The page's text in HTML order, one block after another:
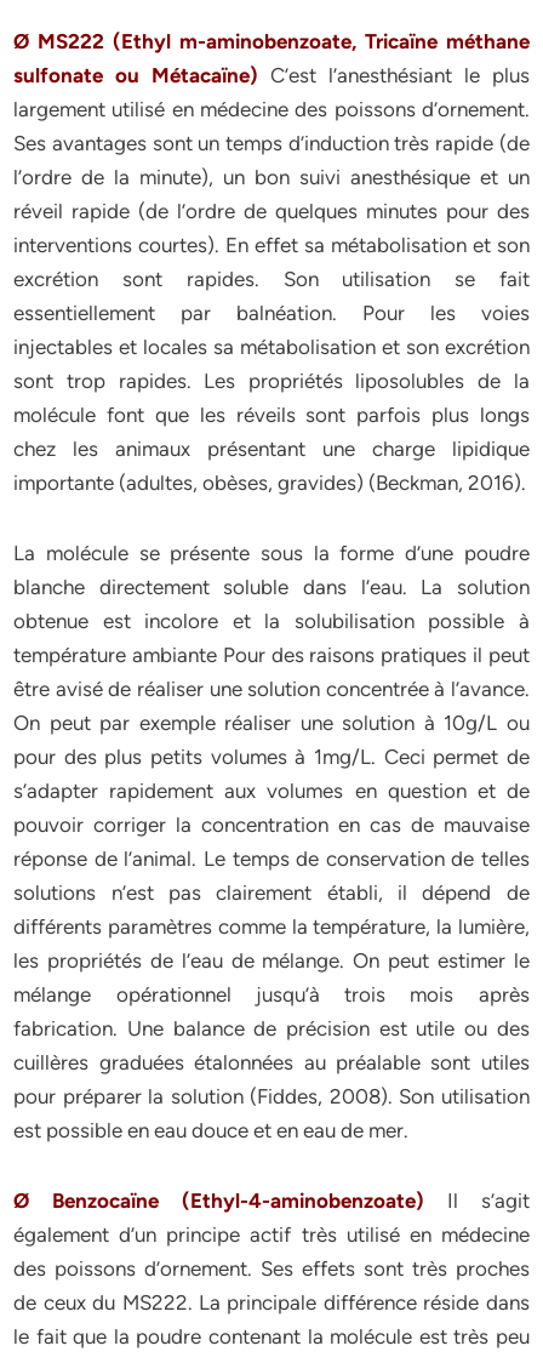
Ø MS222 (Ethyl m-aminobenzoate, Tricaïne méthane
sulfonate ou Métacaïne) C’est l’anesthésiant le plus
largement utilisé en médecine des poissons d’ornement.
Ses avantages sont un temps d’induction très rapide (de
l’ordre de la minute), un bon suivi anesthésique et un
réveil rapide (de l’ordre de quelques minutes pour des
interventions courtes). En effet sa métabolisation et son
excrétion sont rapides. Son utilisation se fait
essentiellement par balnéation. Pour les voies
injectables et locales sa métabolisation et son excrétion
sont trop rapides. Les propriétés liposolubles de la
molécule font que les réveils sont parfois plus longs
chez les animaux présentant une charge lipidique
importante (adultes, obèses, gravides) (Beckman, 2016).
La molécule se présente sous la forme d’une poudre
blanche directement soluble dans l’eau. La solution
obtenue est incolore et la solubilisation possible à
température ambiante Pour des raisons pratiques il peut
être avisé de réaliser une solution concentrée à l’avance.
On peut par exemple réaliser une solution à 10g/L ou
pour des plus petits volumes à 1mg/L. Ceci permet de
s’adapter rapidement aux volumes en question et de
pouvoir corriger la concentration en cas de mauvaise
réponse de l’animal. Le temps de conservation de telles
solutions n’est pas clairement établi, il dépend de
différents paramètres comme la température, la lumière,
les propriétés de l’eau de mélange. On peut estimer le
mélange opérationnel jusqu’à trois mois après
fabrication. Une balance de précision est utile ou des
cuillères graduées étalonnées au préalable sont utiles
pour préparer la solution (Fiddes, 2008). Son utilisation
est possible en eau douce et en eau de mer.
Ø Benzocaïne (Ethyl-4-aminobenzoate) Il s’agit
également d’un principe actif très utilisé en médecine
des poissons d’ornement. Ses effets sont très proches
de ceux du MS222. La principale différence réside dans
le fait que la poudre contenant la molécule est très peu